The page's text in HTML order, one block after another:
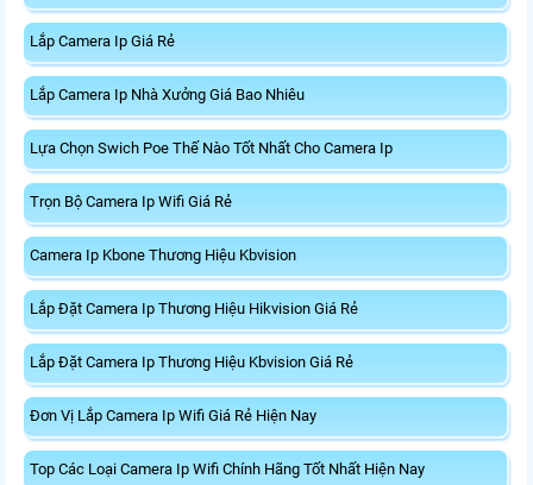
Lắp Camera Ip Giá Rẻ
Lắp Camera Ip Nhà Xưởng Giá Bao Nhiêu
Lựa Chọn Swich Poe Thế Nào Tốt Nhất Cho Camera Ip
Trọn Bộ Camera Ip Wifi Giá Rẻ
Camera Ip Kbone Thương Hiệu Kbvision
Lắp Đặt Camera Ip Thương Hiệu Hikvision Giá Rẻ
Lắp Đặt Camera Ip Thương Hiệu Kbvision Giá Rẻ
Đơn Vị Lắp Camera Ip Wifi Giá Rẻ Hiện Nay
Top Các Loại Camera Ip Wifi Chính Hãng Tốt Nhất Hiện Nay